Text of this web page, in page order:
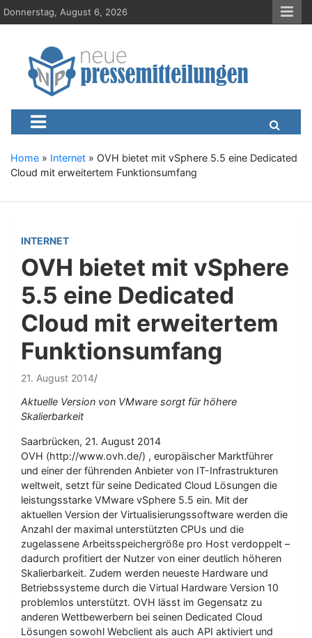
S
k
Donnerstag, August 6, 2026
Neue-
Presseportal, Nachrichten, News, Meldungen, Wirtschaft
Home » Internet » OVH bietet mit vSphere 5.5 eine Dedicated
Cloud mit erweitertem Funktionsumfang
INTERNET
OVH bietet mit vSphere
5.5 eine Dedicated
Cloud mit erweitertem
Funktionsumfang
21. August 2014
Aktuelle Version von VMware sorgt für höhere
Skalierbarkeit
Saarbrücken, 21. August 2014
OVH (http://www.ovh.de/) , europäischer Marktführer
und einer der führenden Anbieter von IT-Infrastrukturen
weltweit, setzt für seine Dedicated Cloud Lösungen die
leistungsstarke VMware vSphere 5.5 ein. Mit der
aktuellen Version der Virtualisierungssoftware werden die
Anzahl der maximal unterstützten CPUs und die
zugelassene Arbeitsspeichergröße pro Host verdoppelt –
dadurch profitiert der Nutzer von einer deutlich höheren
Skalierbarkeit. Zudem werden neueste Hardware und
Betriebssysteme durch die Virtual Hardware Version 10
problemlos unterstützt. OVH lässt im Gegensatz zu
anderen Wettbewerbern bei seinen Dedicated Cloud
Lösungen sowohl Webclient als auch API aktiviert und